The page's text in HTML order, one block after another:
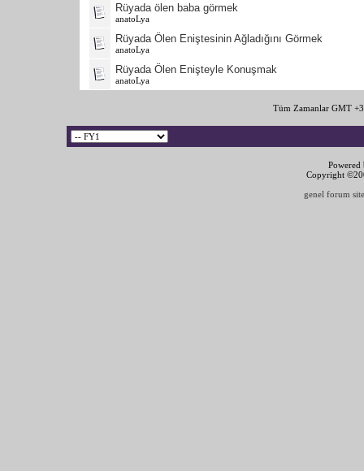
Rüyada ölen baba görmek
anatoLya
Rüyada Ölen Eniştesinin Ağladığını Görmek
anatoLya
Rüyada Ölen Enişteyle Konuşmak
anatoLya
Tüm Zamanlar GMT
Copyright
genel forum